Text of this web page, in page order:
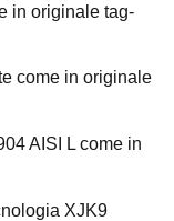
in originale tag-
come in originale
AISI L come in
XJK9